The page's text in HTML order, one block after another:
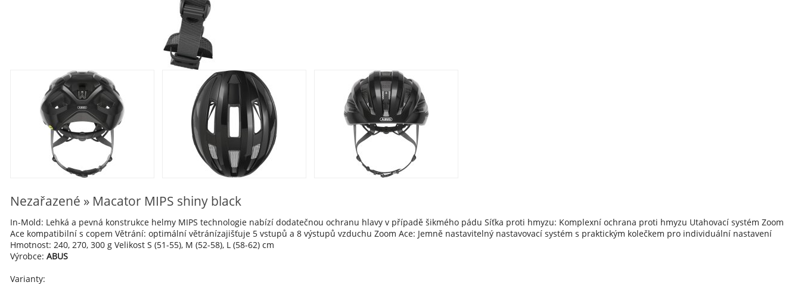
Nezařazené » Macator MIPS shiny black
In-Mold: Lehká a pevná konstrukce helmy MIPS technologie nabízí dodatečnou ochranu hlavy v případě šikmého pádu Síťka proti hmyzu: Komplexní ochrana proti hmyzu Utahovací systém Zoom
Ace kompatibilní s copem Větrání: optimální větránízajišťuje 5 vstupů a 8 výstupů vzduchu Zoom Ace: Jemně nastavitelný nastavovací systém s praktickým kolečkem pro individuální nastavení
Hmotnost: 240, 270, 300 g Velikost S (51-55), M (52-58), L (58-62) cm
Výrobce: ABUS
Varianty: